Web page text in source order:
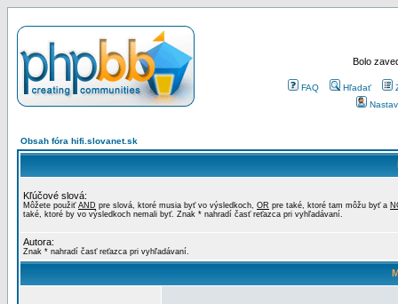
Bolo
FAQ Hľadať
Obsah fóra hifi.slovanet.sk
Kľúčové slová:
Môžete použiť AND pre slová, ktoré musia byť vo výsledkoch, OR pre také, ktoré tam môžu byť a
také, ktoré by vo výsledkoch nemali byť. Znak * nahradí časť reťazca pri vyhľadávaní.
Autora:
Znak * nahradí časť reťazca pri vyhľadávaní.